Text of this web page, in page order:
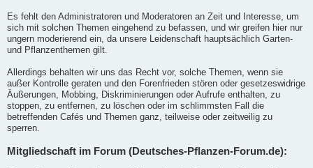
Es fehlt den Administratoren und Moderatoren an Zeit und Interesse, um
sich mit solchen Themen eingehend zu befassen, und wir greifen hier nur
ungern moderierend ein, da unsere Leidenschaft hauptsächlich Garten-
und Pflanzenthemen gilt.
Allerdings behalten wir uns das Recht vor, solche Themen, wenn sie
außer Kontrolle geraten und den Forenfrieden stören oder gesetzeswidrige
Äußerungen, Mobbing, Diskriminierungen oder Aufrufe enthalten, zu
stoppen, zu entfernen, zu löschen oder im schlimmsten Fall die
betreffenden Cafés und Themen ganz, teilweise oder zeitweilig zu
sperren.
Mitgliedschaft im Forum (Deutsches-Pflanzen-Forum.de):